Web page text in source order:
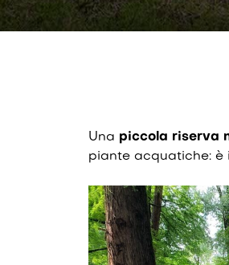
Una piccola riserva
piante acquatiche: è